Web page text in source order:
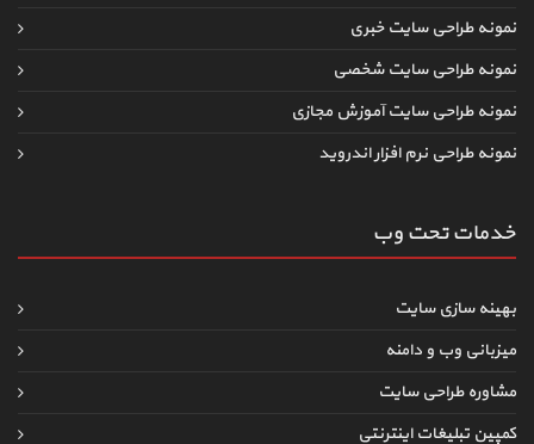
نمونه طراحی سایت خبری
نمونه طراحی سایت شخصی
نمونه طراحی سایت آموزش مجازی
نمونه طراحی نرم افزار اندروید
خدمات تحت وب
بهینه سازی سایت
میزبانی وب و دامنه
مشاوره طراحی سایت
کمپین تبلیغات اینترنتی